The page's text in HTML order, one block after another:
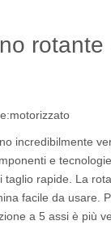
rotante
motorizzato
incredibilmente
e tecnologie
taglio rapide. La
facile da usare.
a 5 assi è più